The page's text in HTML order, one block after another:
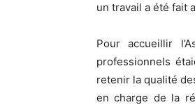
un travail a été fait
Pour accueillir
professionnels
retenir la qualité
en charge de la